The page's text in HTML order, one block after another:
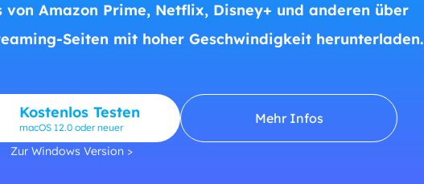
von Amazon Prime, Netflix, Disney+ und anderen über
Seiten mit hoher Geschwindigkeit herunterladen.
Kostenlos Testen
macOS 12.0 oder neuer
Zur Windows Version >
Mehr Infos